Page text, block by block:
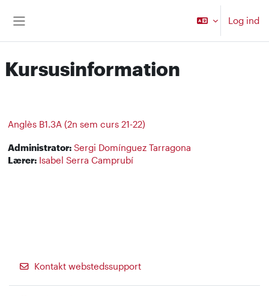
Log ind
Kursusinformation
Anglès B1.3A (2n sem curs 21-22)
Administrator: Sergi Domínguez Tarragona
Lærer: Isabel Serra Camprubí
Kontakt webstedssupport